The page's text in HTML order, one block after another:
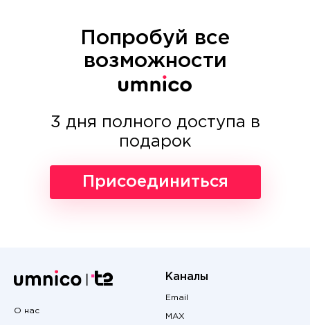
Попробуй все
возможности
3 дня полного доступа в
подарок
Присоединиться
О нас
Каналы
Email
MAX